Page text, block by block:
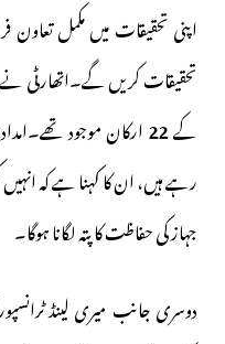
اپنی تحقیقات میں مکمل
تحقیقات کریں گے۔اتھارٹی نے
کے22ارکان موجود
رہے ہیں، ان کا کہنا ہے کہ
جہاز کی حفاظت کا پتہ لگانا ہوگا۔
دوسری جانب میری لینڈ